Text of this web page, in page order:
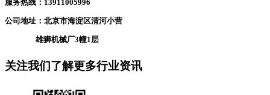
服务热线：13911005996
公司地址：北京市海淀区清河小营
雄狮机械厂3幢1层
关注我们了解更多行业资讯